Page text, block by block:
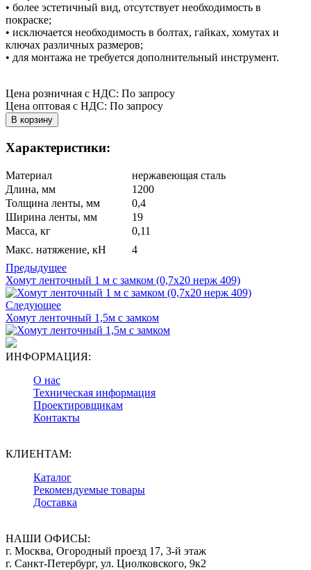
• более эстетичный вид, отсутствует необходимость в
покраске;
• исключается необходимость в болтах, гайках, хомутах и
ключах различных размеров;
• для монтажа не требуется дополнительный инструмент.
Цена розничная с НДС: По запросу
Цена оптовая с НДС: По запросу
Характеристики:
Материал
нержавеющая сталь
Длина, мм
1200
Толщина ленты, мм
0,4
Ширина ленты, мм
19
Масса, кг
0,11
Макс. натяжение, кН
4
Предыдущее
Хомут ленточный 1 м с замком (0,7х20 нерж 409)
Следующее
Хомут ленточный 1,5м с замком
ИНФОРМАЦИЯ:
О нас
Техническая информация
Проектировщикам
Контакты
КЛИЕНТАМ:
Каталог
Рекомендуемые товары
Доставка
НАШИ ОФИСЫ:
г. Москва, Огородный проезд 17, 3-й этаж
г. Санкт-Петербург, ул. Циолковского, 9к2